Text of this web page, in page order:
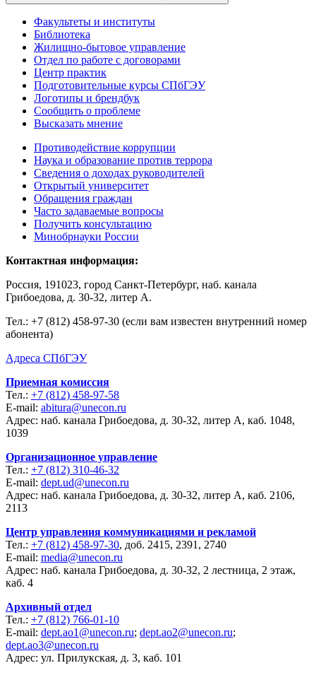
Факультеты и институты
Библиотека
Жилищно-бытовое управление
Отдел по работе с договорами
Центр практик
Подготовительные курсы СПбГЭУ
Логотипы и брендбук
Сообщить о проблеме
Высказать мнение
Противодействие коррупции
Наука и образование против террора
Сведения о доходах руководителей
Открытый университет
Обращения граждан
Часто задаваемые вопросы
Получить консультацию
Минобрнауки России
Контактная информация:
Россия, 191023, город Санкт-Петербург, наб. канала
Грибоедова, д. 30-32, литер А.
Тел.: +7 (812) 458-97-30 (если вам известен внутренний номер
абонента)
Адреса СПбГЭУ
Приемная комиссия
Тел.: +7 (812) 458-97-58
E-mail: abitura@unecon.ru
Адрес: наб. канала Грибоедова, д. 30-32, литер А, каб. 1048,
1039
Организационное управление
Тел.: +7 (812) 310-46-32
E-mail: dept.ud@unecon.ru
Адрес: наб. канала Грибоедова, д. 30-32, литер А, каб. 2106,
2113
Центр управления коммуникациями и рекламой
Тел.: +7 (812) 458-97-30, доб. 2415, 2391, 2740
E-mail: media@unecon.ru
Адрес: наб. канала Грибоедова, д. 30-32, 2 лестница, 2 этаж,
каб. 4
Архивный отдел
Тел.: +7 (812) 766-01-10
E-mail: dept.ao1@unecon.ru; dept.ao2@unecon.ru;
dept.ao3@unecon.ru
Адрес: ул. Прилукская, д. 3, каб. 101